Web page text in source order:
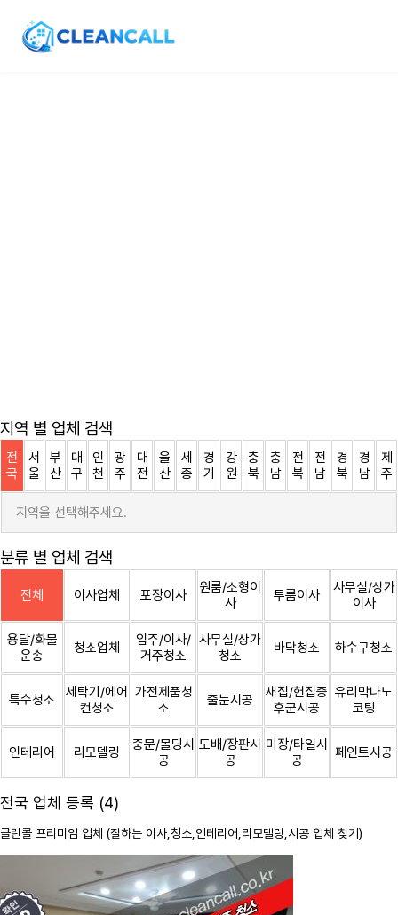
지역 별 업체 검색
전
국
서
울
부
산
대
구
인
천
광
주
대
전
울
산
세
종
경
기
강
원
충
북
충
남
전
북
전
남
경
북
경
남
제
주
지역을 선택해주세요.
분류 별 업체 검색
전체 이사업체 포장이사
원룸/소형이
사
투룸이사
사무실/상가
이사
용달/화물
운송
청소업체
입주/이사/
거주청소
사무실/상가
청소
바닥청소 하수구청소
특수청소
세탁기/에어
컨청소
가전제품청
소
줄눈시공
새집/헌집증
후군시공
유리막나노
코팅
인테리어 리모델링
중문/몰딩시
공
도배/장판시
공
미장/타일시
공
페인트시공
전국 업체 등록 (4)
클린콜 프리미엄 업체 (잘하는 이사, 청소 ,인테리어,리모델링,시공 업체 찾기)